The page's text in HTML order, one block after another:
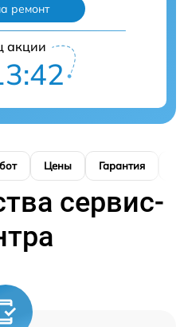
ремонт
акции
Цены Гарантия
сервис-